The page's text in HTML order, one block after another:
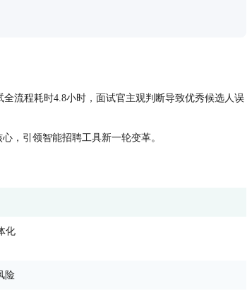
流程耗时4.8小时，面试官主观判断导致优秀候选人误
，引领智能招聘工具新一轮变革。
化
险